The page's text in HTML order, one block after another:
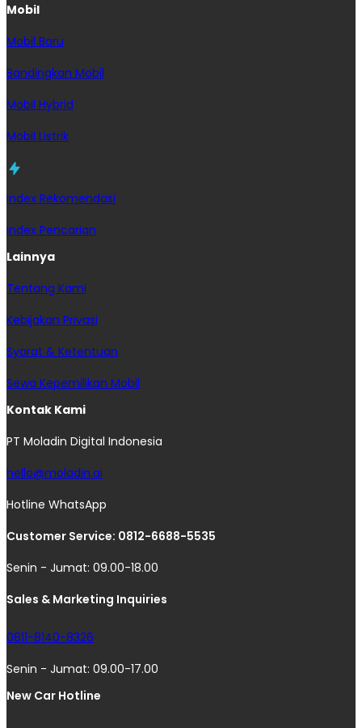
Mobil
Mobil Baru
Bandingkan Mobil
Mobil Hybrid
Mobil Listrik
Index Rekomendasi
Index Pencarian
Lainnya
Tentang Kami
Kebijakan Privasi
Syarat & Ketentuan
Sewa Kepemilikan Mobil
Kontak Kami
PT Moladin Digital Indonesia
hello@moladin.ai
Hotline WhatsApp
Customer Service: 0812-6688-5535
Senin - Jumat: 09.00-18.00
Sales & Marketing Inquiries
0811-8140-8326
Senin - Jumat: 09.00-17.00
New Car Hotline